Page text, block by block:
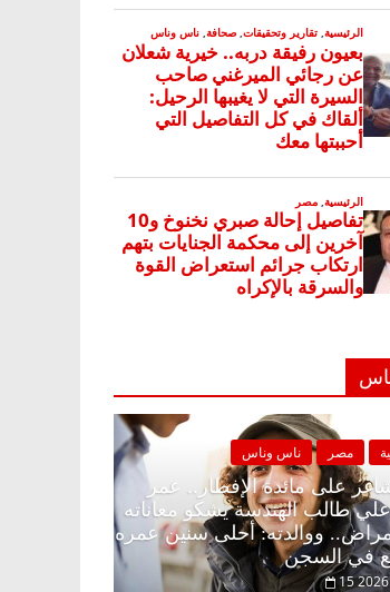
الرئيسية مصر ناس وناس
مقعد شاغر على مائدة
محمد علي طالب الهندسة يشكو
من الأمراض.. ووالدته: أحلى
بتضيع في السجن
15 مارس، 2026
بلا زينة
خبير
ولمة